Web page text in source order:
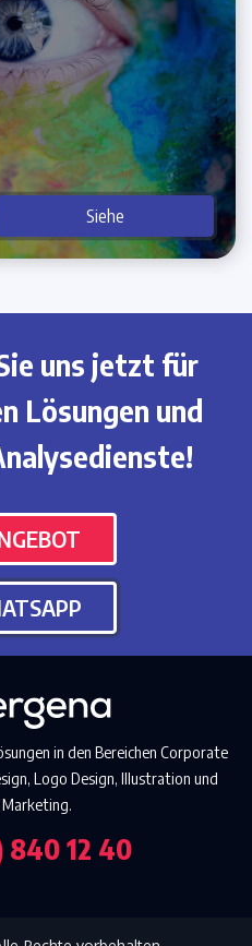
Siehe
uns jetzt für
Lösungen und
in den Bereichen Corporate
Logo Design, Illustration und
840 12 40